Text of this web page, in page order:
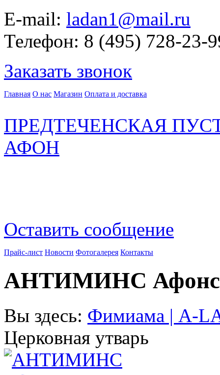
E-mail: ladan1@mail.ru
Телефон: 8 (495) 728-23-
Заказать звонок
Главная О нас Магазин Оплата и доставка
ПРЕДТЕЧЕНСКАЯ
АФОН
Оставить сообщение
Прайс-лист Новости Фотогалерея Контакты
АНТИМИНС
Вы здесь: Фимиама | A-
Церковная утварь